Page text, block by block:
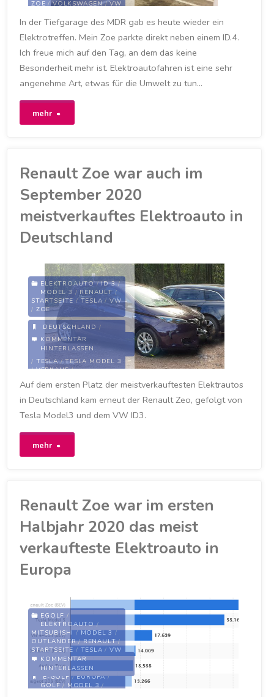
ZOE /VOLKSWAGEN/VW
In der Tiefgarage des MDR gab es heute wieder ein
Elektrotreffen. Mein Zoe parkte direkt neben einem ID.4.
Ich freue mich auf den Tag, an dem das keine
Besonderheit mehr ist. Elektroautofahren ist eine sehr
angenehme Art, etwas für die Umwelt zu tun…
mehr
Renault Zoe war auch im
September 2020
meistverkauftes Elektroauto in
Deutschland
ELEKTROAUTO / ID 3 /
MODEL 3 / RENAULT /
STARTSEITE / TESLA / VW
/ ZOE
DEUTSCHLAND /
ELEKTROAUTO
ELEKTROWAGEN/
RENAULT /RENAULT ZOE
/ TESLA/TESLA MODEL 3
/VERKAUF/
VW ID 3
7. OKTOBER 2020
KOMMENTAR
HINTERLASSEN
Auf dem ersten Platz der meistverkauftesten Elektrautos
in Deutschland kam erneut der Renault Zeo, gefolgt von
Tesla Model3 und dem VW ID3.
mehr
September
meistverkauftes
Elektroauto
in
Deutschland"
Renault Zoe war im ersten
Halbjahr 2020 das meist
verkaufteste Elektroauto in
Europa
EGOLF /
ELEKTROAUTO /
MITSUBISHI / MODEL 3 /
OUTLANDER / RENAULT /
STARTSEITE / TESLA / VW
/ ZOE
E-GOLF /EUROPA/
GOLF/ MODEL 3/
KOMMENTAR
HINTERLASSEN